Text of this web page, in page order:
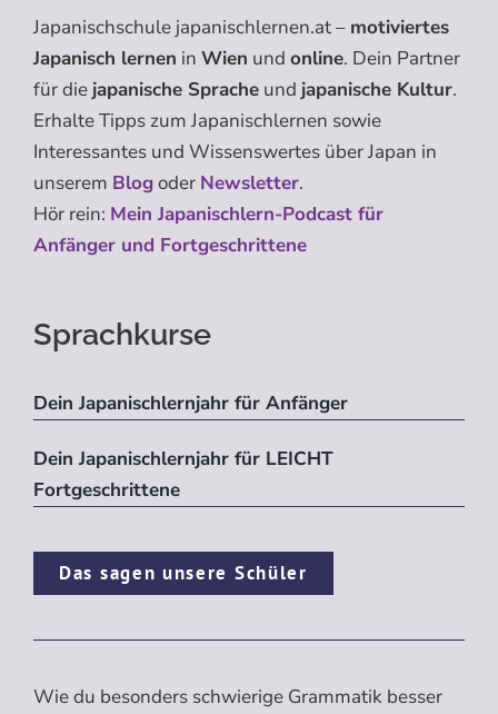
Japanischschule japanischlernen.at – motiviertes
Japanisch lernen in Wien und online. Dein Partner
für die japanische Sprache und japanische Kultur.
Erhalte Tipps zum Japanischlernen sowie
Interessantes und Wissenswertes über Japan in
unserem Blogoder Newsletter.
Hör rein: Mein Japanischlern-Podcast für
Anfänger und Fortgeschrittene
Sprachkurse
Dein Japanischlernjahr für Anfänger
Dein Japanischlernjahr für LEICHT
Fortgeschrittene
Das sagen unsere Schüler
Wie du besonders schwierige Grammatik besser